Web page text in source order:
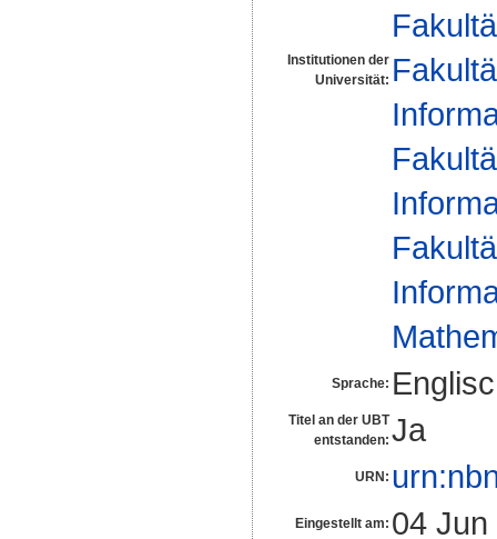
Institutionen der
Universität:
Sprache:
Titel an der UBT
entstanden: Ja
URN:
Eingestellt am: 04